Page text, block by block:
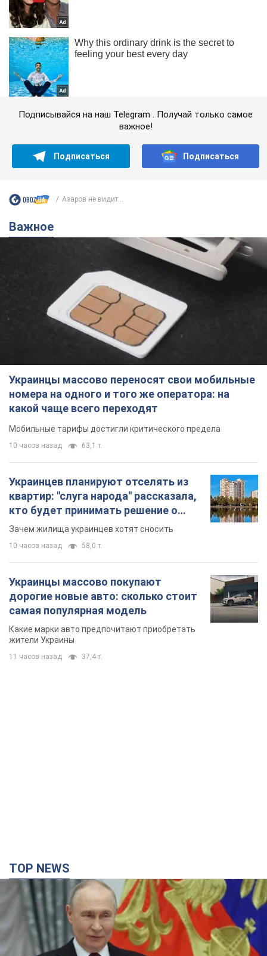
Подписывайся на наш Telegram . Получай только самое
важное!
Подписаться Подписаться
Азаров не видит...
Важное
Украинцы массово переносят свои мобильные
номера на одного и того же оператора: на
какой чаще всего переходят
Мобильные тарифы достигли критического предела
10 часов назад 63,1 т.
Украинцев планируют отселять из
квартир: "слуга народа" рассказала,
кто будет принимать решение о
сносе домов
Зачем жилища украинцев хотят сносить
10 часов назад 58,0 т.
Украинцы массово покупают
дорогие новые авто: сколько стоит
самая популярная модель
Какие марки авто предпочитают приобретать
жители Украины
11 часов назад 37,4 т.
TOP NEWS